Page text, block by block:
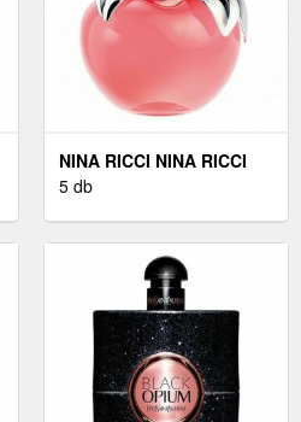
NINA RICCI NINA RICCI
NINA - EDT 30 ML
5 db